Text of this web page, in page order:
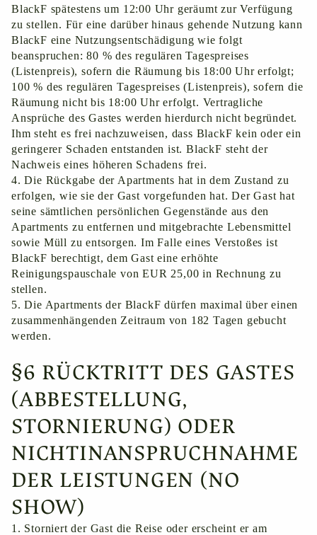
BlackF spätestens um 12:00 Uhr geräumt zur Verfügung
zu stellen. Für eine darüber hinaus gehende Nutzung kann
BlackF eine Nutzungsentschädigung wie folgt
beanspruchen: 80 % des regulären Tagespreises
(Listenpreis), sofern die Räumung bis 18:00 Uhr erfolgt;
100 % des regulären Tagespreises (Listenpreis), sofern die
Räumung nicht bis 18:00 Uhr erfolgt. Vertragliche
Ansprüche des Gastes werden hierdurch nicht begründet.
Ihm steht es frei nachzuweisen, dass BlackF kein oder ein
geringerer Schaden entstanden ist. BlackF steht der
Nachweis eines höheren Schadens frei.
4. Die Rückgabe der Apartments hat in dem Zustand zu
erfolgen, wie sie der Gast vorgefunden hat. Der Gast hat
seine sämtlichen persönlichen Gegenstände aus den
Apartments zu entfernen und mitgebrachte Lebensmittel
sowie Müll zu entsorgen. Im Falle eines Verstoßes ist
BlackF berechtigt, dem Gast eine erhöhte
Reinigungspauschale von EUR 25,00 in Rechnung zu
stellen.
5. Die Apartments der BlackF dürfen maximal über einen
zusammenhängenden Zeitraum von 182 Tagen gebucht
werden.
§6 RÜCKTRITT DES GASTES
(ABBESTELLUNG,
STORNIERUNG) ODER
NICHTINANSPRUCHNAHME
DER LEISTUNGEN (NO
SHOW)
1. Storniert der Gast die Reise oder erscheint er am